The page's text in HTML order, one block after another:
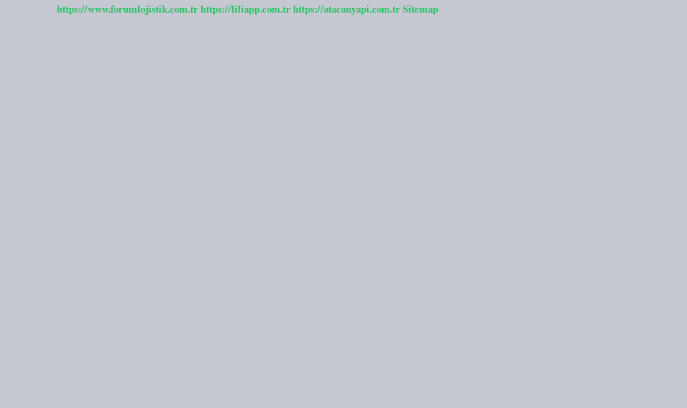
https://www.forumlojistik.com.trhttps://liliapp.com.trhttps://atacanyapi.com.trSitemap